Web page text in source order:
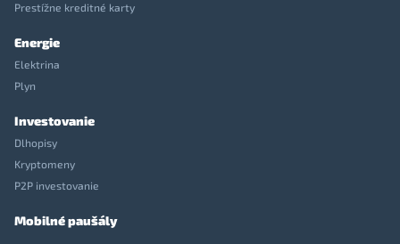
Prestížne kreditné karty
Energie
Elektrina
Plyn
Investovanie
Dlhopisy
Kryptomeny
P2P investovanie
Mobilné paušály